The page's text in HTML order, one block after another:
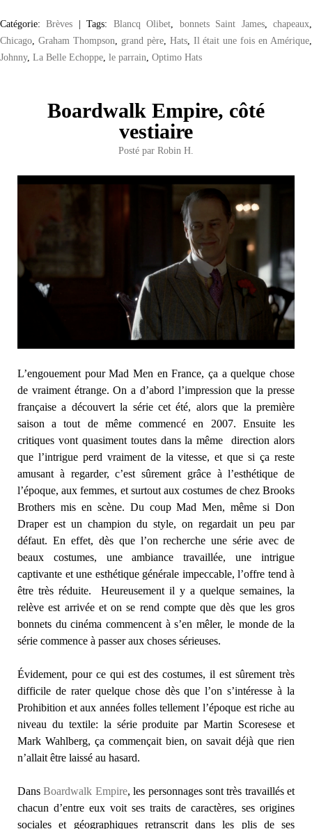
Catégorie:Brèves |Tags: Blancq Olibet bonnets Saint James,chapeaux
Chicago Graham Thompson grand père, Hats, Il était une fois en Amérique
Johnny, La Belle Echoppe le parrain Optimo Hats
Boardwalk Empire, côté
vestiaire
Posté par Robin H.
L’engouement pour Mad Men en France, ça a quelque chose
de vraiment étrange. On a d’abord l’impression que la presse
française a découvert la série cet été, alors que la première
saison a tout de même commencé en 2007. Ensuite les
critiques vont quasiment toutes dans la même direction alors
que l’intrigue perd vraiment de la vitesse, et que si ça reste
amusant à regarder, c’est sûrement grâce à l’esthétique de
l’époque, aux femmes, et surtout aux costumes de chez Brooks
Brothers mis en scène. Du coup Mad Men, même si Don
Draper est un champion du style, on regardait un peu par
défaut. En effet, dès que l’on recherche une série avec de
beaux costumes, une ambiance travaillée, une intrigue
captivante et une esthétique générale impeccable, l’offre tend à
être très réduite. Heureusement il y a quelque semaines, la
relève est arrivée et on se rend compte que dès que les gros
bonnets du cinéma commencent à s’en mêler, le monde de la
série commence à passer aux choses sérieuses.
Évidement, pour ce qui est des costumes, il est sûrement très
difficile de rater quelque chose dès que l’on s’intéresse à la
Prohibition et aux années folles tellement l’époque est riche au
niveau du textile: la série produite par Martin Scoresese et
Mark Wahlberg, ça commençait bien, on savait déjà que rien
n’allait être laissé au hasard.
DansBoardwalk Empire, les personnages sont très travaillés et
chacun d’entre eux voit ses traits de caractères, ses origines
sociales et géographiques retranscrit dans les plis de ses